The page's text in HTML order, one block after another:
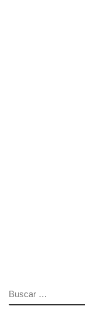
BUSCAR